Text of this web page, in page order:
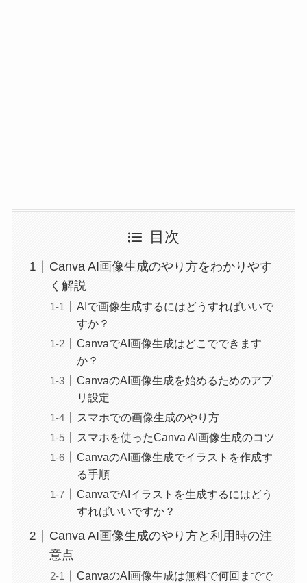
目次
Canva AI画像生成のやり方をわかりやす
く解説
AIで画像生成するにはどうすればいいで
すか？
CanvaでAI画像生成はどこでできます
か？
CanvaのAI画像生成を始めるためのアプ
リ設定
スマホでの画像生成のやり方
スマホを使ったCanva AI画像生成のコツ
CanvaのAI画像生成でイラストを作成す
る手順
CanvaでAIイラストを生成するにはどう
すればいいですか？
Canva AI画像生成のやり方と利用時の注
意点
CanvaのAI画像生成は無料で何回までで